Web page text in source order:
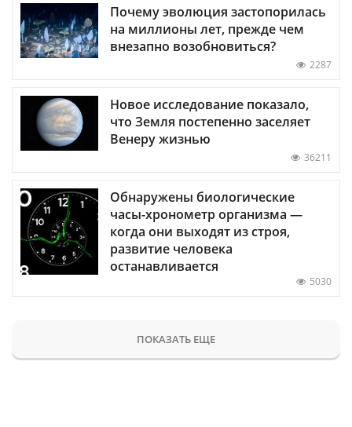
Почему эволюция застопорилась
на миллионы лет, прежде чем
внезапно возобновиться?
2287
Новое исследование показало,
что Земля постепенно заселяет
Венеру жизнью
36211
Обнаружены биологические
часы-хронометр организма —
когда они выходят из строя,
развитие человека
останавливается
5030
ПОКАЗАТЬ ЕЩЕ